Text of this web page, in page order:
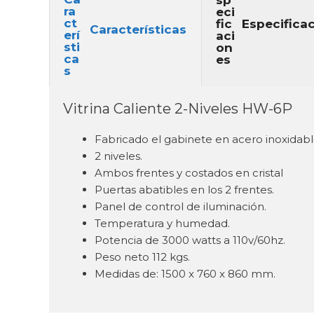
Características
Vitrina Caliente 2-Niveles HW-6P
Fabricado el gabinete en acero
2 niveles.
Ambos frentes y costados en cristal
Puertas abatibles en los 2 frentes.
Panel de control de iluminación.
Temperatura y humedad.
Potencia de 3000 watts a 110v/60hz.
Peso neto 112 kgs.
Medidas de: 1500 x 760 x 860 mm.